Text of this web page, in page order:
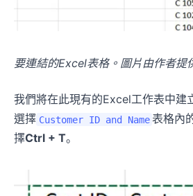
要連結的Excel表格。圖片由作者提
我們將在此現有的Excel工作表中建
選擇 Customer ID and Name 表格內
擇Ctrl + T。